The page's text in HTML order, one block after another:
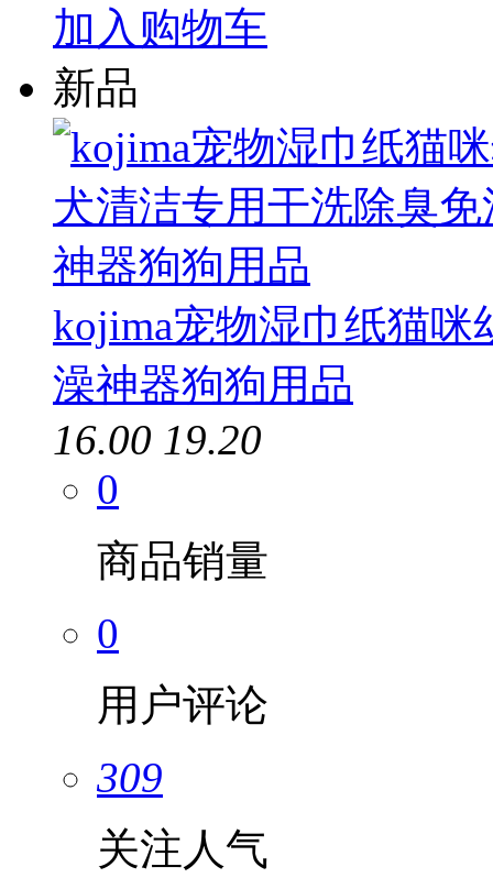
加入购物车
新品
kojima宠物湿巾纸猫
澡神器狗狗用品
16.00 19.20
0
商品销量
0
用户评论
309
关注人气